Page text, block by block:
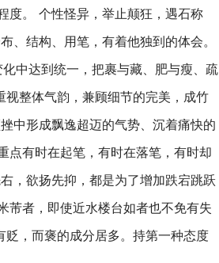
度。 个性怪异，举止颠狂，遇石称
、结构、用笔，有着他独到的体会。
中达到统一，把裹与藏、肥与瘦、疏
视整体气韵，兼顾细节的完美，成竹
中形成飘逸超迈的气势、沉着痛快的
点有时在起笔，有时在落笔，有时却
，欲扬先抑，都是为了增加跌宕跳跃
芾者，即使近水楼台如者也不免有失
贬，而褒的成分居多。持第一种态度